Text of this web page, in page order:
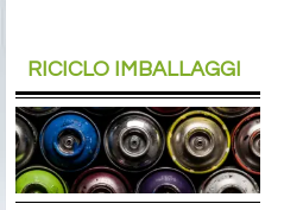
RICICLO IMBALLAGGI